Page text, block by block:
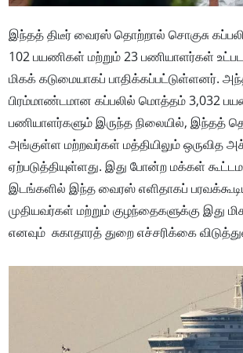
இந்தத் திடீர் வைரஸ் தொற்றால் சொகுசு
102 பயணிகள் மற்றும் 23 பணியாளர்கள்
மிகக் கடுமையாகப் பாதிக்கப்பட்டுள்ளனர்.
பிரம்மாண்டமான கப்பலில் மொத்தம் 3,032
பணியாளர்களும் இருந்த நிலையில், இந்தத்
அங்குள்ள மற்றவர்கள் மத்தியிலும் ஒருவித
ஏற்படுத்தியுள்ளது. இது போன்ற மக்கள்
இடங்களில் இந்த வைரஸ் எளிதாகப்
முதியவர்கள் மற்றும் குழந்தைகளுக்கு இது
எனவும் சுகாதாரத் துறை எச்சரிக்கை